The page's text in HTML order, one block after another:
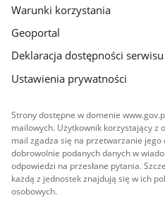
Warunki korzystania
Geoportal
Deklaracja dostępności
Ustawienia prywatności
Strony dostępne w domenie
mailowych. Użytkownik korzystający z
mail zgadza się na przetwarzanie
dobrowolnie podanych danych w
odpowiedzi na przesłane pytania.
każdą z jednostek znajdują się w ich
osobowych.